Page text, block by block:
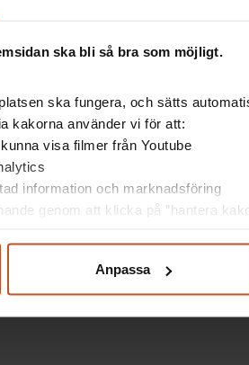
ska bli så bra som möjligt.
ska fungera, och sätts
kakorna använder vi för att:
visa filmer från Youtube
information och marknadsföring
genom att klicka på ”hantera
Anpassa
kan planera efter det, säger Maria
gul, bara man vet att trafikljusen inte